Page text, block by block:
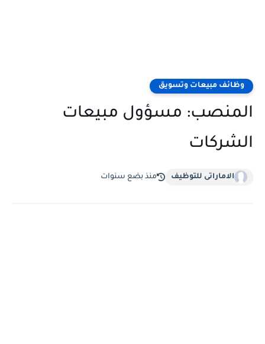
وظائف مبيعات وتسويق
المنصب: مسؤول مبيعات
الشركات
الاماراتى للتوظيف منذ بضع سنوات